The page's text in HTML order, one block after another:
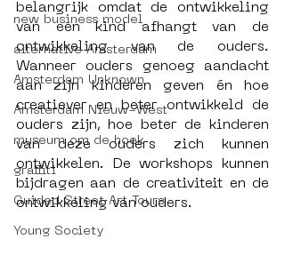
new business model
alternative Amsterdam
Amsterdam Unknown
Amsterdam Nieuw-West
museum om de hoek
graffiti
Guided Street Art Tours
Young Society
belangrijk omdat de ontwikkeling
van een kind afhangt van de
ontwikkeling van de ouders.
Wanneer ouders genoeg aandacht
aan zijn kinderen geven én hoe
creatiever en beter ontwikkeld de
ouders zijn, hoe beter de kinderen
van deze ouders zich kunnen
ontwikkelen. De workshops kunnen
bijdragen aan de creativiteit en de
ontwikkeling van ouders.